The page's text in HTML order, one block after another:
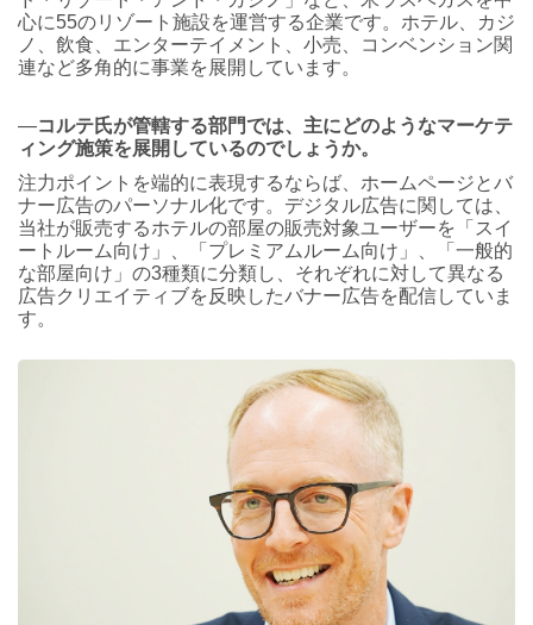
心に55のリゾート施設を運営する企業です。ホテル、カジ
ノ、飲食、エンターテイメント、小売、コンベンション関
連など多角的に事業を展開しています。
―コルテ氏が管轄する部門では、主にどのようなマーケテ
ィング施策を展開しているのでしょうか。
注力ポイントを端的に表現するならば、ホームページとバ
ナー広告のパーソナル化です。デジタル広告に関しては、
当社が販売するホテルの部屋の販売対象ユーザーを「スイ
ートルーム向け」、「プレミアムルーム向け」、「一般的
な部屋向け」の3種類に分類し、それぞれに対して異なる
広告クリエイティブを反映したバナー広告を配信していま
す。